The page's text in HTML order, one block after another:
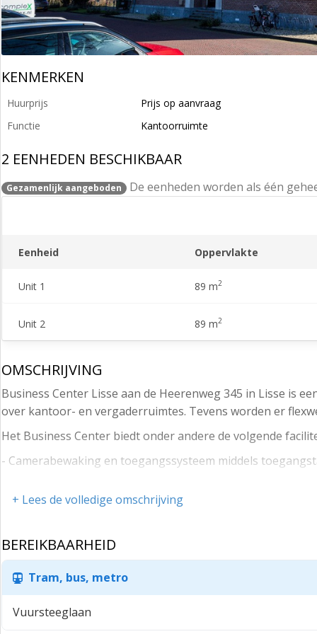
KENMERKEN
Huurprijs
Prijs op aanvraag
Functie
Kantoorruimte
2 EENHEDEN BESCHIKBAAR
Gezamenlijk aangeboden De eenheden worden als één
Eenheid Oppervlakte
Unit 1 89 m2
Unit 2 89 m2
OMSCHRIJVING
Business Center Lisse aan de Heerenweg 345 in Lisse is
over kantoor- en vergaderruimtes. Tevens worden er
Het Business Center biedt onder andere de volgende
- Camerabewaking en toegangssysteem middels
- 24 uur per dag/ 7 dagen in de week toegankelijk.
- Een bushalte nabij.
- Vergader- en congresfaciliteiten.
- Centrale pantry op elke verdieping met alle benodigde
+ Lees de volledige omschrijving
BEREIKBAARHEID
Tram, bus, metro
Vuursteeglaan